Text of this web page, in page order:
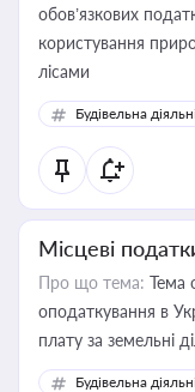
обов’язкових
користування
лісами
Будівельна
Місцеві
Про що тема: Тема
оподаткування в
Будівельна